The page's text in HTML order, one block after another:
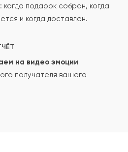
после проверки.
когда подарок собран, когда
и когда доставлен.
на видео эмоции
получателя вашего